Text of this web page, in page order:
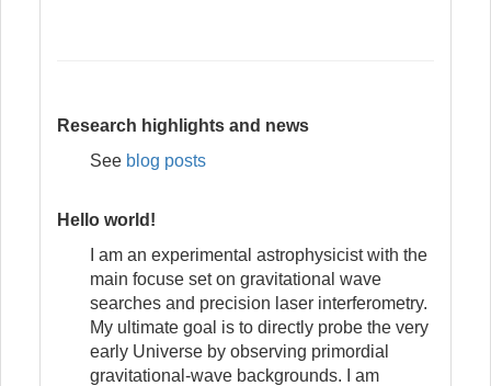
Research highlights and news
See blog posts
Hello world!
I am an experimental astrophysicist with the
main focuse set on gravitational wave
searches and precision laser interferometry.
My ultimate goal is to directly probe the very
early Universe by observing primordial
gravitational-wave backgrounds. I am